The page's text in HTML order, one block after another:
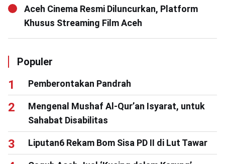
Aceh Cinema Resmi Diluncurkan, Platform
Khusus Streaming Film Aceh
Populer
Pemberontakan Pandrah
Mengenal Mushaf Al-Qur’an Isyarat, untuk
Sahabat Disabilitas
Liputan6 Rekam Bom Sisa PD II di Lut Tawar